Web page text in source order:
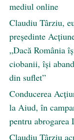
mediul online
Claudiu Târziu,
președinte
„Dacă România
ciobanii, își
din suflet”
Conducerea
la Aiud, în
pentru abrogarea
Claudiu Târziu